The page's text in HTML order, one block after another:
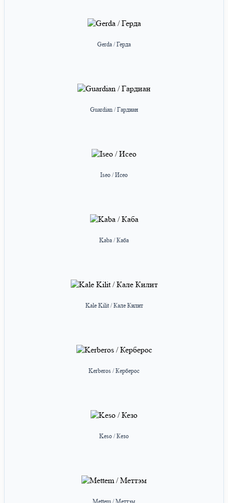
Gerda / Герда
Guardian / Гардиан
Iseo / Исео
Kaba / Каба
Kale Kilit / Кале Килит
Kerberos / Керберос
Keso / Кезо
Mettem / Меттэм